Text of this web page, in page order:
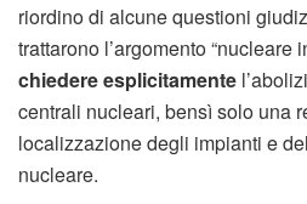
riordino di alcune questioni
trattarono l’argomento “nucleare
chiedere esplicitamente
centrali nucleari, bensì solo una
localizzazione degli impianti e
nucleare.